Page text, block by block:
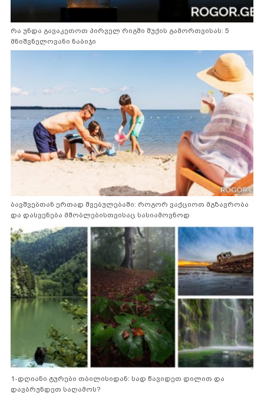
რა უნდა გავაკეთოთ პირველ რიგში შუქის გამორთვისას: 5
მნიშვნელოვანი ნაბიჯი
ბავშვებთან ერთად შვებულებაში: როგორ ვაქციოთ მგზავრობა
და დასვენება მშობლებისთვისაც სასიამოვნოდ
1-დღიანი ტურები თბილისიდან: სად წავიდეთ დილით და
დავბრუნდეთ საღამოს?